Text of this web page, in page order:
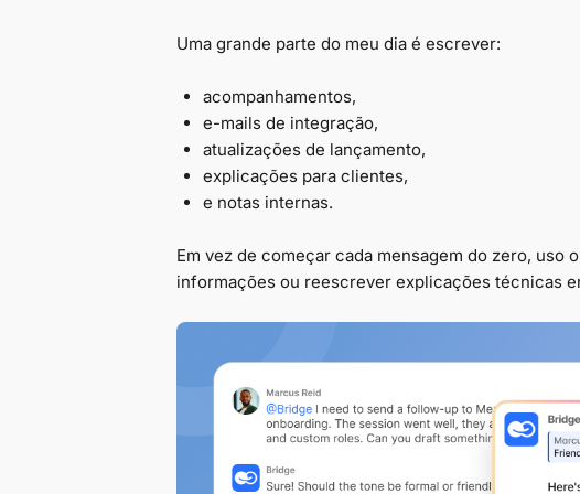
Uma grande parte do meu dia é escrever:
acompanhamentos,
e-mails de integração,
atualizações de lançamento,
explicações para clientes,
e notas internas.
Em vez de começar cada mensagem do zero,
informações ou reescrever explicações técnicas